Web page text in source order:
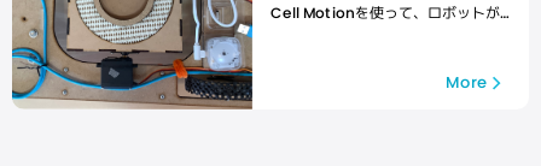
Cell Motionを使って、ロボットが
More